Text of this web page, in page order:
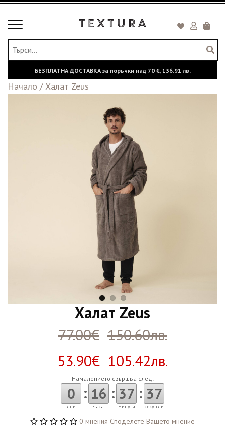
Toggle
БЕЗПЛАТНА ДОСТАВКА за поръчки над 70 €,136.91 лв.
Начало /Халат Zeus
Халат Zeus
77.00€ 150.60лв.
53.90€ 105.42лв.
Намалението свършва след:
0
дни
: 16
часа
: 37
минути
: 36
секунди
0 мнения Споделете Вашето мнение